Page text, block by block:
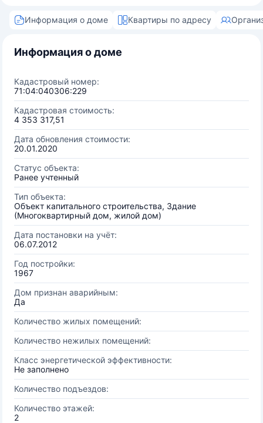
Информация о доме Квартиры по адресу
Информация о доме
Кадастровый номер:
71:04:040306:229
Кадастровая стоимость:
4 353 317,51
Дата обновления стоимости:
20.01.2020
Статус объекта:
Ранее учтенный
Тип объекта:
Объект капитального строительства, Здание
(Многоквартирный дом, жилой дом)
Дата постановки на учёт:
06.07.2012
Год постройки:
1967
Дом признан аварийным:
Да
Количество жилых помещений:
Количество нежилых помещений:
Класс энергетической эффективности:
Не заполнено
Количество подъездов:
Количество этажей:
2